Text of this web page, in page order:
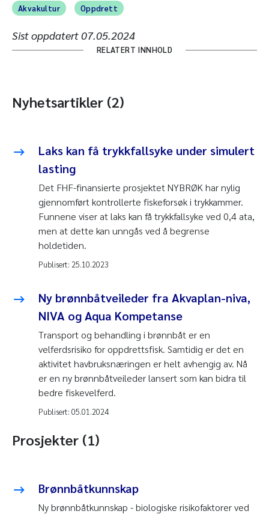
Akvakultur
Oppdrett
Sist oppdatert07.05.2024
RELATERT INNHOLD
Nyhetsartikler (2)
Laks kan få trykkfallsyke under simulert
lasting
Det FHF-finansierte prosjektet NYBRØK har nylig
gjennomført kontrollerte fiskeforsøk i trykkammer.
Funnene viser at laks kan få trykkfallsyke ved 0,4 ata,
men at dette kan unngås ved å begrense
holdetiden.
Publisert: 25.10.2023
Ny brønnbåtveileder fra Akvaplan-niva,
NIVA og Aqua Kompetanse
Transport og behandling i brønnbåt er en
velferdsrisiko for oppdrettsfisk. Samtidig er det en
aktivitet havbruksnæringen er helt avhengig av. Nå
er en ny brønnbåtveileder lansert som kan bidra til
bedre fiskevelferd.
Publisert: 05.01.2024
Prosjekter (1)
Brønnbåtkunnskap
Ny brønnbåtkunnskap - biologiske risikofaktorer ved